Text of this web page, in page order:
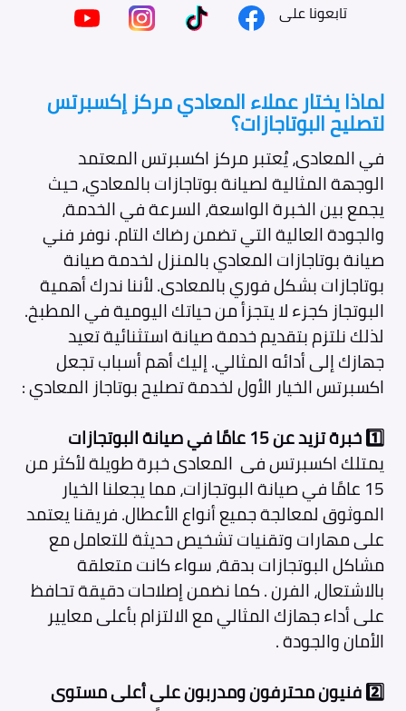
تابعونا على
لماذا يختار عملاء المعادي مركز إكسبرتس
لتصليح البوتاجازات؟
في المعادى، يُعتبر مركز اكسبرتس المعتمد
الوجهة المثالية لصيانة بوتاجازات بالمعادي، حيث
يجمع بين الخبرة الواسعة، السرعة في الخدمة،
والجودة العالية التي تضمن رضاك التام. نوفر فني
صيانة بوتاجازات المعادي بالمنزل لخدمة صيانة
بوتاجازات بشكل فوري بالمعادى. لأننا ندرك أهمية
البوتجاز كجزء لا يتجزأ من حياتك اليومية في المطبخ.
لذلك نلتزم بتقديم خدمة صيانة استثنائية تعيد
جهازك إلى أدائه المثالي. إليك أهم أسباب تجعل
اكسبرتس الخيار الأول لخدمة تصليح بوتاجاز المعادي :
1️⃣ خبرة تزيد عن 15 عامًا في صيانة البوتجازات
يمتلك اكسبرتس فى المعادى خبرة طويلة لأكثر من
15 عامًا في صيانة البوتجازات، مما يجعلنا الخيار
الموثوق لمعالجة جميع أنواع الأعطال. فريقنا يعتمد
على مهارات وتقنيات تشخيص حديثة للتعامل مع
مشاكل البوتجازات بدقة، سواء كانت متعلقة
بالاشتعال، الفرن . كما نضمن إصلاحات دقيقة تحافظ
على أداء جهازك المثالي مع الالتزام بأعلى معايير
الأمان والجودة .
2️⃣ فنيون محترفون ومدربون على أعلى مستوى